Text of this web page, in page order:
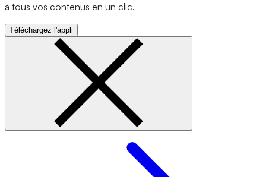
à tous vos contenus en un clic.
Téléchargez l'appli